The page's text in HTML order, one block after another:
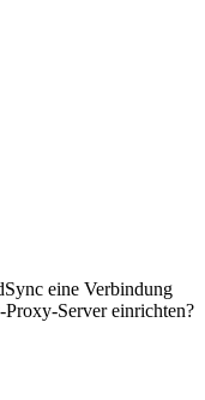
eine Verbindung
Server einrichten?